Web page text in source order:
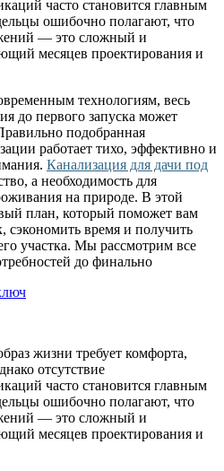
часто становится главным
ошибочно полагают, что
— это сложный и
месяцев проектирования и
технологиям, весь
до первого запуска может
подобранная
работает тихо, эффективно и
Канализация для дачи под
а необходимость для
на природе. В этой
план, который поможет вам
время и получить
участка. Мы рассмотрим все
до финально
жизни требует комфорта,
отсутствие
часто становится главным
ошибочно полагают, что
— это сложный и
месяцев проектирования и